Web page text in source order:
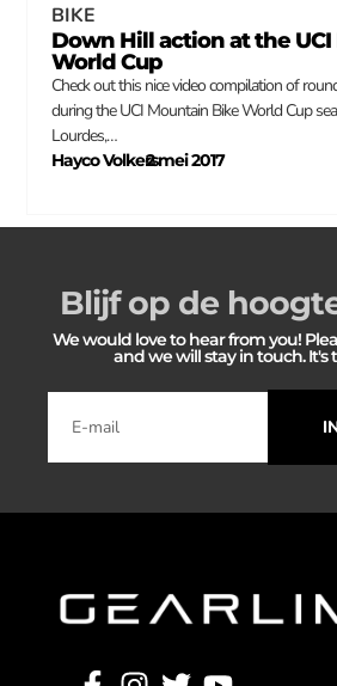
BIKE
Down Hill action at the
World Cup
Check out this nice video compilation of
during the UCI Mountain Bike World Cup
Lourdes,…
Hayco Volkers
–
2 mei 2017
Blijf op de
We would love to hear from you!
and we will stay in touch. It's